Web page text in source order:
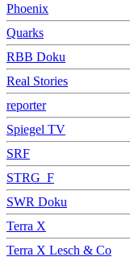
Phoenix
Quarks
RBB Doku
Real Stories
reporter
Spiegel TV
SRF
STRG_F
SWR Doku
Terra X
Terra X Lesch & Co